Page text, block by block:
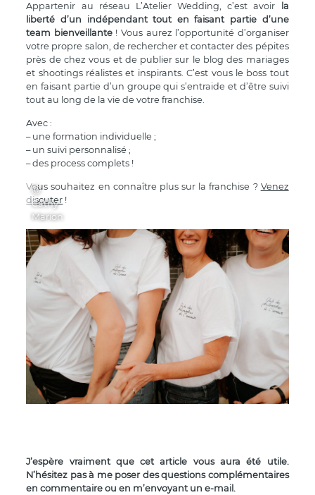
Appartenir au réseau L’Atelier Wedding, c’est avoir la
liberté d’un indépendant tout en faisant partie d’une
team bienveillante ! Vous aurez l’opportunité d’organiser
votre propre salon, de rechercher et contacter des pépites
près de chez vous et de publier sur le blog des mariages
et shootings réalistes et inspirants. C’est vous le boss tout
en faisant partie d’un groupe qui s’entraide et d’être suivi
tout au long de la vie de votre franchise.
Avec :
– une formation individuelle ;
– un suivi personnalisé ;
– des process complets !
Vous souhaitez en connaître plus sur la franchise ? Venez
discuter !
Ⓒ
Cathy
Marion
J’espère vraiment que cet article vous aura été utile.
N’hésitez pas à me poser des questions complémentaires
en commentaire ou en m’envoyant un e-mail.